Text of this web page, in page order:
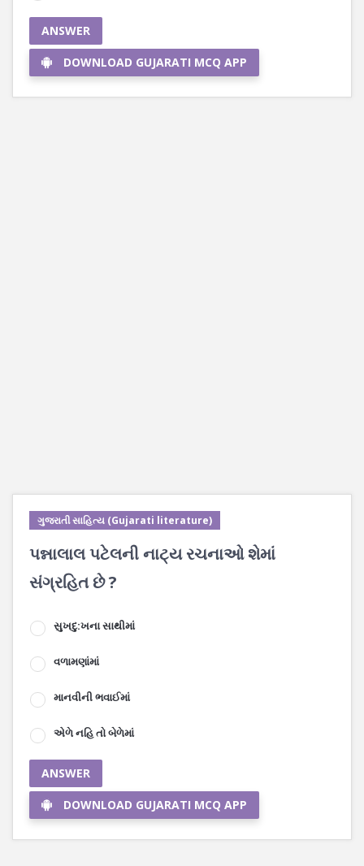
ANSWER
DOWNLOAD GUJARATI MCQ APP
ગુજરાતી સાહિત્ય (Gujarati literature)
પન્નાલાલ પટેલની નાટ્ય રચનાઓ શેમાં
સંગ્રહિત છે ?
સુખદુ:ખના સાથીમાં
વળામણાંમાં
માનવીની ભવાઈમાં
એળે નહિ તો બેળેમાં
ANSWER
DOWNLOAD GUJARATI MCQ APP